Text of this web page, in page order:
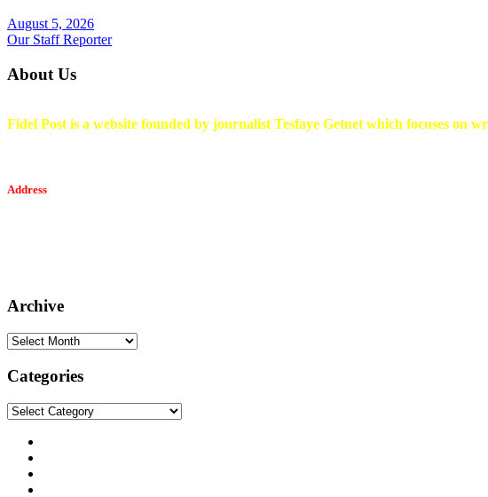
August 5, 2026
Our Staff Reporter
About Us
Fidel Post is a website founded by journalist Tesfaye Getnet which focuses on
Address
Archive
Archive
Categories
Categories